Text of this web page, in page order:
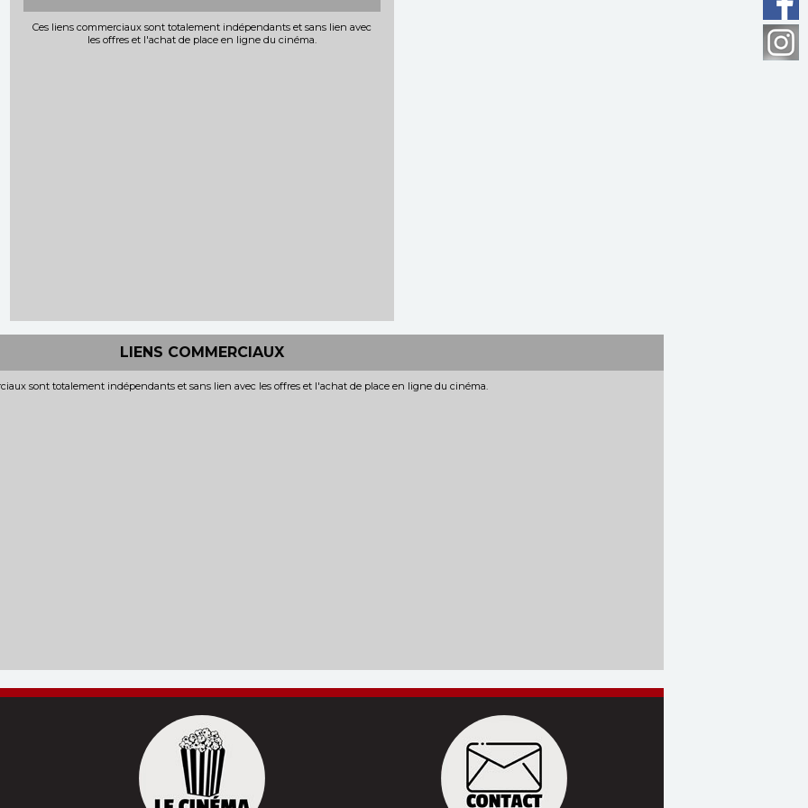
Ces liens commerciaux sont totalement indépendants et sans lien avec
les offres et l'achat de place en ligne du cinéma.
LIENS COMMERCIAUX
sont totalement indépendants et sans lien avec les offres et l'achat de place en ligne du cinéma.